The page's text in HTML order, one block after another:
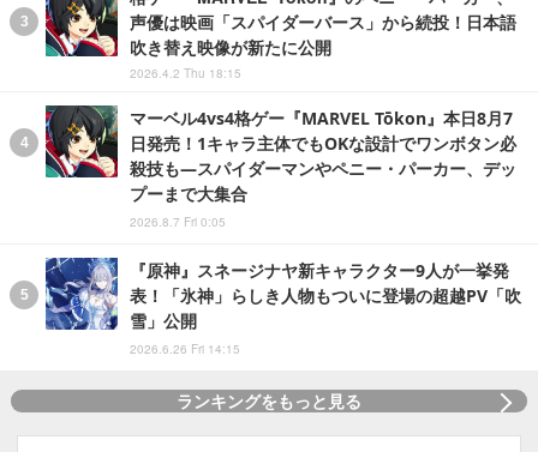
声優は映画「スパイダーバース」から続投！日本語
吹き替え映像が新たに公開
2026.4.2 Thu 18:15
マーベル4vs4格ゲー『MARVEL Tōkon』本日8月7
日発売！1キャラ主体でもOKな設計でワンボタン必
殺技も―スパイダーマンやペニー・パーカー、デッ
プーまで大集合
2026.8.7 Fri 0:05
『原神』スネージナヤ新キャラクター9人が一挙発
表！「氷神」らしき人物もついに登場の超越PV「吹
雪」公開
2026.6.26 Fri 14:15
ランキングをもっと見る